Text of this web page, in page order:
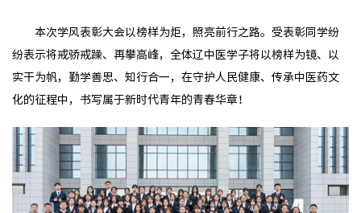
本次学风表彰大会以榜样为炬，照亮前行之路。受表彰同学纷
纷表示将戒骄戒躁、再攀高峰，全体辽中医学子将以榜样为镜、以
实干为帆，勤学善思、知行合一，在守护人民健康、传承中医药文
化的征程中，书写属于新时代青年的青春华章！